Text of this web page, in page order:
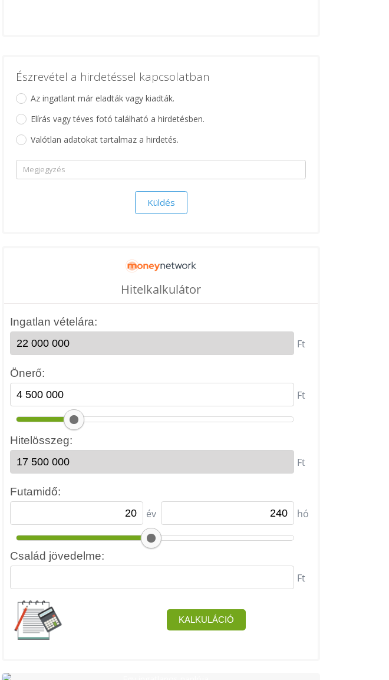
Észrevétel a hirdetéssel kapcsolatban
Az ingatlant már eladták vagy kiadták.
Elírás vagy téves fotó található a hirdetésben.
Valótlan adatokat tartalmaz a hirdetés.